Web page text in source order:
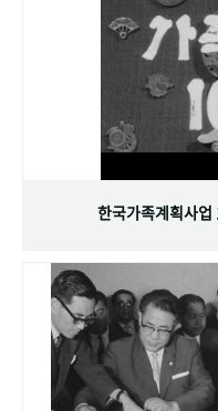
한국가족계획사